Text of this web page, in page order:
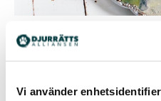
Vi använder
Smörgåstårta (recept